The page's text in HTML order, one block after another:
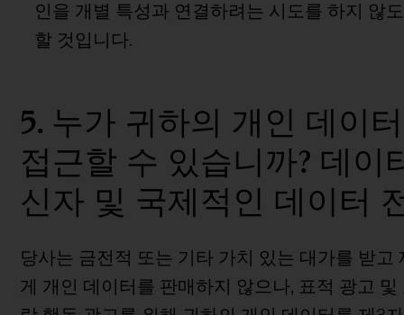
인을 개별 특성과 연결하려는 시도를 하지 않
할 것입니다.
5. 누가 귀하의 개인 데이
접근할 수 있습니까? 데이
신자 및 국제적인 데이터
당사는 금전적 또는 기타 가치 있는 대가를 받고
게 개인 데이터를 판매하지 않으나, 표적 광고 및